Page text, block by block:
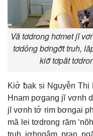
Vă tơdrong hơmet jĭ
tơdỏng bơngơ̆t truh,
kiơ̆ tơpăt
Kiơ̆ ƀak si Nguyễn Thị
Hnam pơgang jĭ vơnh
jĭ vơnh tơ̆ rim bơngai
mă lei tơdrong răm